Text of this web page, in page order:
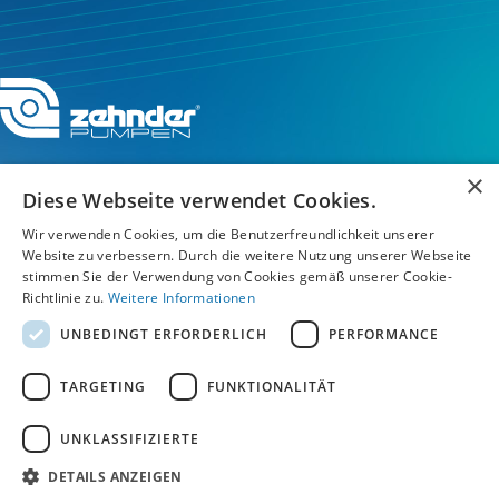
Service-Hotline
Service
Unternehmen
AGB
×
Diese Webseite verwendet Cookies.
Wir verwenden Cookies, um die Benutzerfreundlichkeit unserer
Website zu verbessern. Durch die weitere Nutzung unserer Webseite
stimmen Sie der Verwendung von Cookies gemäß unserer Cookie-
Richtlinie zu. Weitere Informationen
UNBEDINGT ERFORDERLICH
PERFORMANCE
TARGETING FUNKTIONALITÄT
UNKLASSIFIZIERTE
DETAILS ANZEIGEN